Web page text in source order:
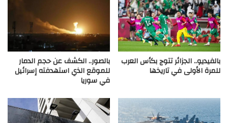
بالفيديو.. الجزائر تتوج بكأس العرب
للمرة الأولى في تاريخها
بالصور.. الكشف عن حجم الدمار
للموقع الذي استهدفته إسرائيل
في سوريا